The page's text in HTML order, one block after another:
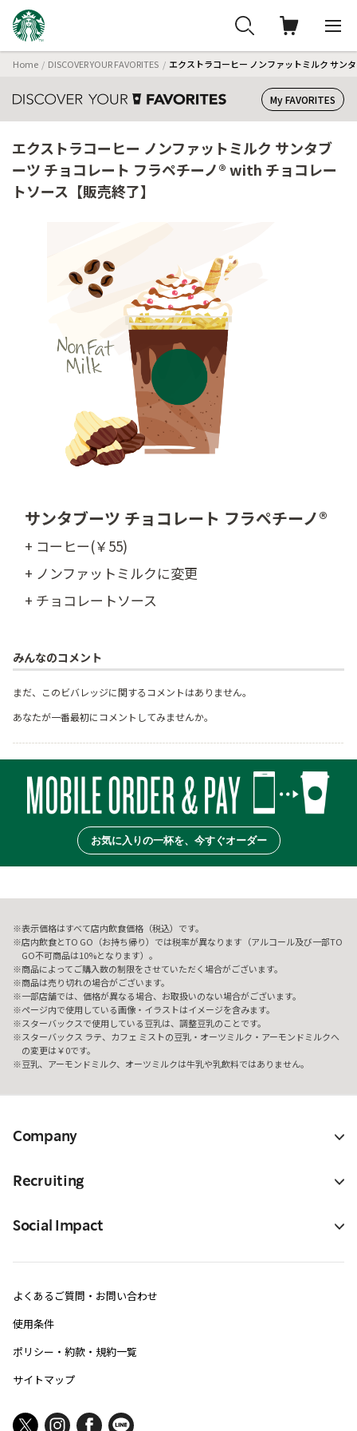
Home DISCOVER YOUR FAVORITES エクストラコーヒー ノンファットミルク サン
My FAVORITES
エクストラコーヒー ノンファットミルク サンタブ
ーツ チョコレート フラペチーノ® with チョコレー
トソース【販売終了】
サンタブーツ チョコレート フラペチーノ®
+ コーヒー(￥55)
+ ノンファットミルクに変更
+ チョコレートソース
みんなのコメント
まだ、このビバレッジに関するコメントはありません。
あなたが一番最初にコメントしてみませんか。
お気に入りの一杯を、今すぐオーダー
表示価格はすべて店内飲食価格（税込）です。
店内飲食とTO GO（お持ち帰り）では税率が異なります（アルコール及び一部TO
GO不可商品は10%となります）。
商品によってご購入数の制限をさせていただく場合がございます。
商品は売り切れの場合がございます。
一部店舗では、価格が異なる場合、お取扱いのない場合がございます。
ページ内で使用している画像・イラストはイメージを含みます。
スターバックスで使用している豆乳は、調整豆乳のことです。
スターバックス ラテ、カフェ ミストの豆乳・オーツミルク・アーモンドミルクへ
の変更は￥0です。
豆乳、アーモンドミルク、オーツミルクは牛乳や乳飲料ではありません。
Company
Recruiting
Social Impact
よくあるご質問・お問い合わせ
使用条件
ポリシー・約款・規約一覧
サイトマップ